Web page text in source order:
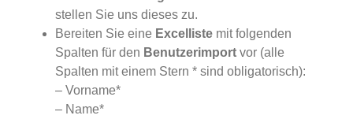
stellen Sie uns dieses zu.
Bereiten Sie eine Excelliste mit folgenden
Spalten für den Benutzerimport vor (alle
Spalten mit einem Stern * sind obligatorisch):
– Vorname*
– Name*